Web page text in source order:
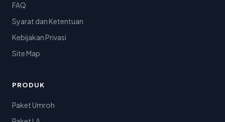
FAQ
Syarat dan Ketentuan
Kebijakan Privasi
Site Map
PRODUK
Paket Umroh